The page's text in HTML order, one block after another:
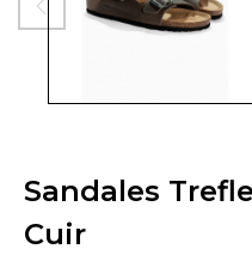
Sandales
Cuir